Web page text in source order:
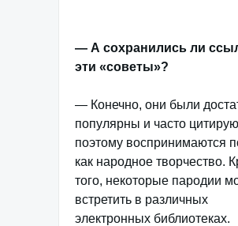
— А сохранились ли
эти «советы»?
— Конечно, они были
популярны и часто
поэтому воспринимаются
как народное творчество.
того, некоторые пародии
встретить в различных
электронных библиотеках.